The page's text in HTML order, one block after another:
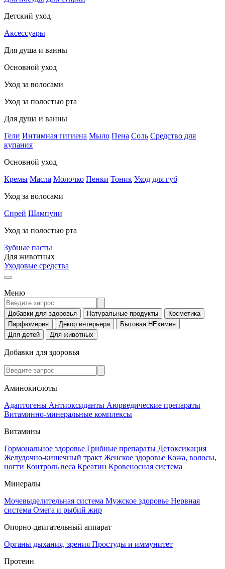
Детский уход
Аксессуары
Для душа и ванны
Основной уход
Уход за волосами
Уход за полостью рта
Для душа и ванны
Гели Интимная гигиена Мыло Пена Соль Средство для
купания
Основной уход
Кремы Масла Молочко Пенки Тоник Уход для губ
Уход за волосами
Спрей Шампуни
Уход за полостью рта
Зубные пасты
Для животных
Уходовые средства
Меню
Добавки для здоровья Натуральные продукты
Косметика
Парфюмерия
Декор интерьера
Бытовая НЕхимия
Для детей
Для животных
Добавки для здоровья
Аминокислоты
Адаптогены Антиоксиданты Аюрведические препараты
Витаминно-минеральные комплексы
Витамины
Гормональное здоровье Грибные препараты Детоксикация
Желудочно-кишечный тракт Женское здоровье Кожа, волосы,
ногти Контроль веса Креатин Кровеносная система
Минералы
Мочевыделительная система Мужское здоровье Нервная
система Омега и рыбий жир
Опорно-двигательный аппарат
Органы дыхания, зрения Простуды и иммунитет
Протеин